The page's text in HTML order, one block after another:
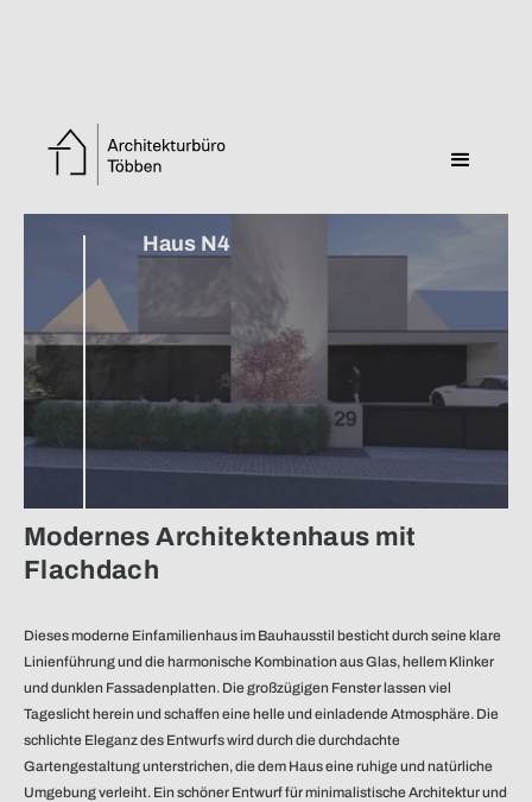
Zurück zur Übersicht
Haus N4
Modernes Architektenhaus mit
Flachdach
Dieses moderne Einfamilienhaus im Bauhausstil besticht durch seine klare
Linienführung und die harmonische Kombination aus Glas, hellem Klinker
und dunklen Fassadenplatten. Die großzügigen Fenster lassen viel
Tageslicht herein und schaffen eine helle und einladende Atmosphäre. Die
schlichte Eleganz des Entwurfs wird durch die durchdachte
Gartengestaltung unterstrichen, die dem Haus eine ruhige und natürliche
Umgebung verleiht. Ein schöner Entwurf für minimalistische Architektur und